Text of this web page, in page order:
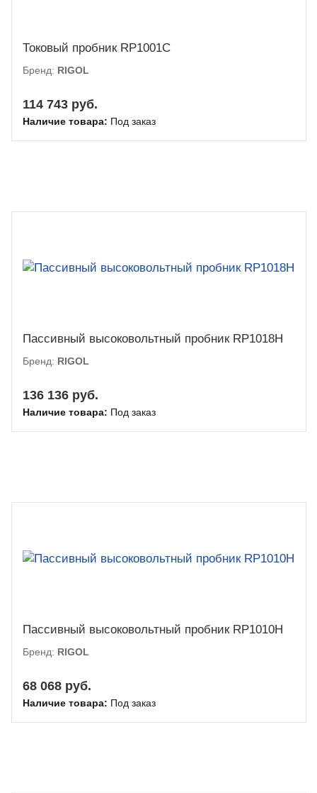
Токовый пробник RP1001C
Бренд: RIGOL
114 743 руб.
Наличие товара: Под заказ
Пассивный высоковольтный пробник RP1018H
Бренд: RIGOL
136 136 руб.
Наличие товара: Под заказ
Пассивный высоковольтный пробник RP1010H
Бренд: RIGOL
68 068 руб.
Наличие товара: Под заказ